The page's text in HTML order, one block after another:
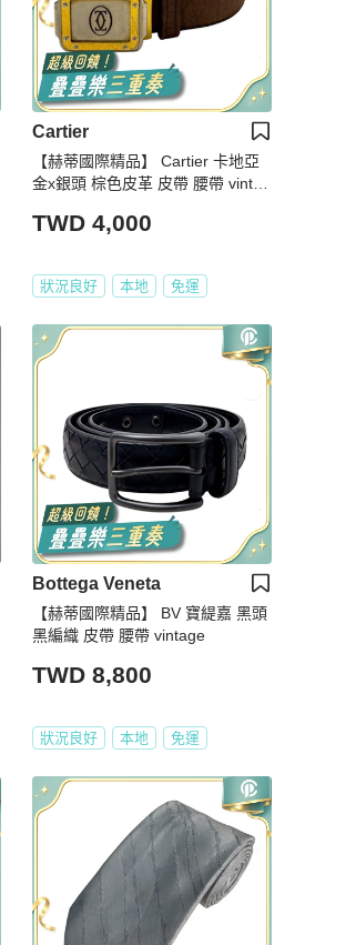
Cartier
【赫蒂國際精品】 Cartier 卡地亞
金x銀頭 棕色皮革 皮帶 腰帶 vintag
TWD 4,000
狀況良好 本地 免運
Bottega Veneta
【赫蒂國際精品】 BV 寶緹嘉 黑頭
黑編織 皮帶 腰帶 vintage
TWD 8,800
狀況良好 本地 免運